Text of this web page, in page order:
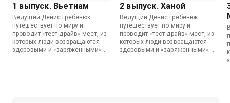
1 выпуск. Вьетнам
Ведущий Денис Гребенюк
путешествует по миру и
проводит «тест-драйв» мест, из
которых люди возвращаются
здоровыми и «заряженными»
2 выпуск. Ханой
Ведущий Денис Гребенюк
путешествует по миру и
проводит «тест-драйв» мест, из
которых люди возвращаются
здоровыми и «заряженными»